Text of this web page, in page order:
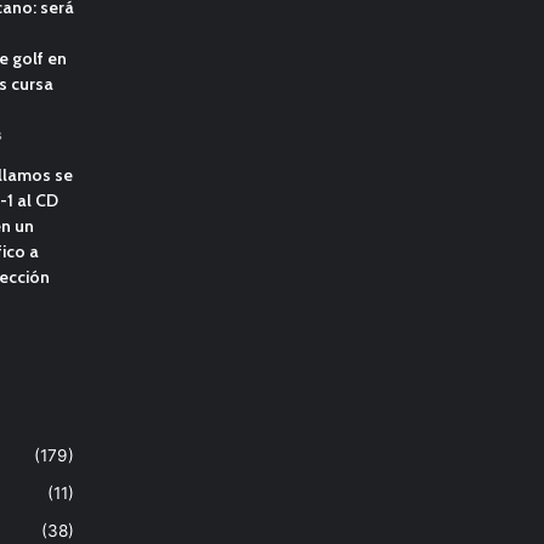
será
golf en
cursa
se
al CD
un
a
(179)
(11)
(38)